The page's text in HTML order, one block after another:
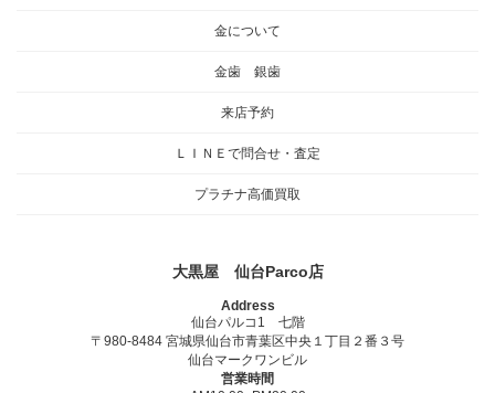
金について
金歯 銀歯
来店予約
ＬＩＮＥで問合せ・査定
プラチナ高価買取
大黒屋 仙台Parco店
Address
仙台パルコ1 七階
〒980-8484 宮城県仙台市青葉区中央１丁目２番３号
仙台マークワンビル
営業時間